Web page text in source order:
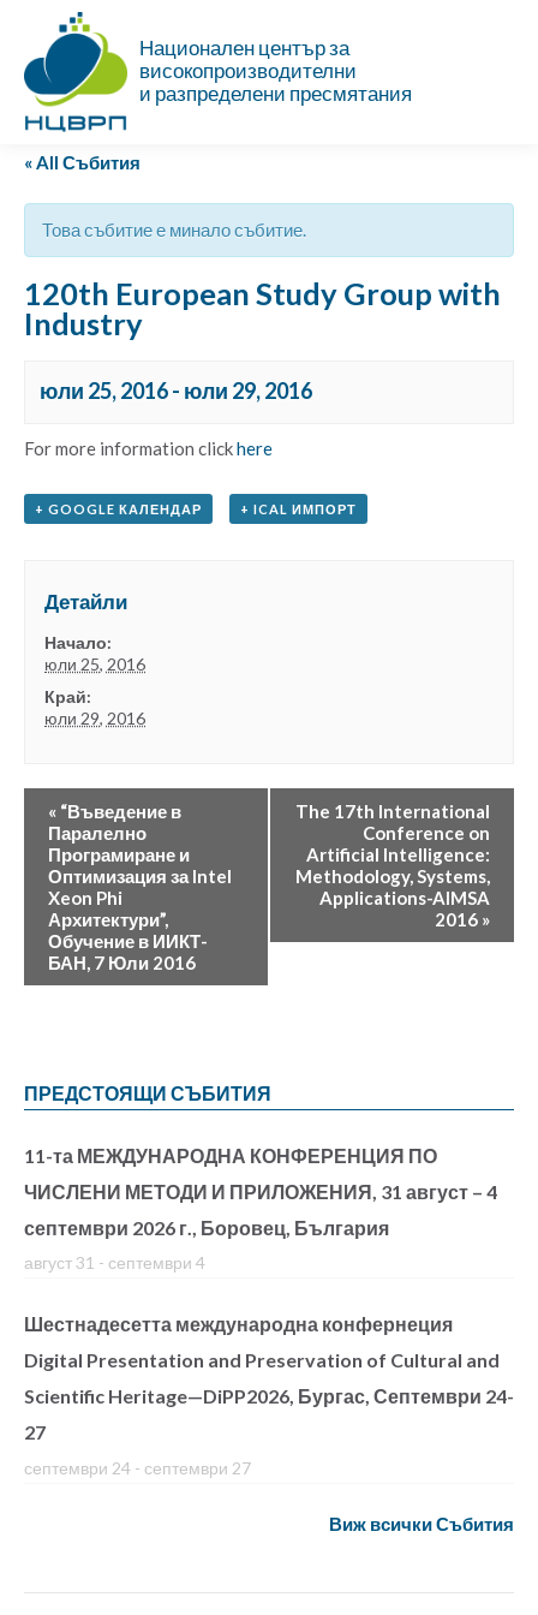
Национален център за
високопроизводителни
и разпределени пресмятания
« All Събития
Това събитие е минало събитие.
120th European Study Group with
Industry
юли 25, 2016- юли 29, 2016
For more information clickhere
+ GOOGLE КАЛЕНДАР + ICAL ИМПОРТ
Детайли
Начало:
юли 25, 2016
Край:
юли 29, 2016
« “Въведение в
Паралелно
Програмиране и
Оптимизация за Intel
Xeon Phi
Архитектури”,
Обучение в ИИКТ-
БАН, 7 Юли 2016
The 17th International
Conference on
Artificial Intelligence:
Methodology, Systems,
Applications-AIMSA
2016 »
ПРЕДСТОЯЩИ СЪБИТИЯ
11-та МЕЖДУНАРОДНА КОНФЕРЕНЦИЯ ПО
ЧИСЛЕНИ МЕТОДИ И ПРИЛОЖЕНИЯ, 31 август – 4
септември 2026 г., Боровец, България
август 31 - септември 4
Шестнадесетта международна конфернеция
Digital Presentation and Preservation of Cultural and
Scientific Heritage—DiPP2026, Бургас, Септември 24-
27
септември 24 - септември 27
Виж всички Събития